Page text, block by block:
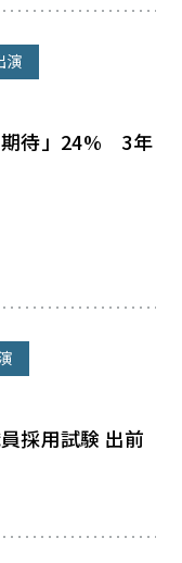
演
期待」24% 3年
採用試験 出前